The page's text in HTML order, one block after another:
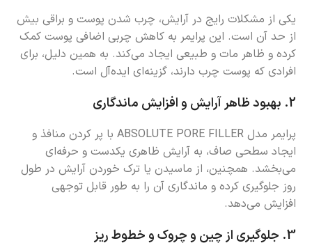
یکی از مشکلات رایج در آرایش، چرب شدن پوست و براقی بیش
از حد آن است. این پرایمر به کاهش چربی اضافی پوست کمک
کرده و ظاهر مات و طبیعی ایجاد می‌کند. به همین دلیل، برای
افرادی که پوست چرب دارند، گزینه‌ای ایده‌آل است.
2. بهبود ظاهر آرایش و افزایش ماندگاری
پرایمر مدل ABSOLUTE PORE FILLER با پر کردن منافذ و
ایجاد سطحی صاف، به آرایش ظاهری یکدست و حرفه‌ای
می‌بخشد. همچنین، از ماسیدن یا ترک خوردن آرایش در طول
روز جلوگیری کرده و ماندگاری آن را به طور قابل توجهی
افزایش می‌دهد.
3. جلوگیری از چین و چروک و خطوط ریز